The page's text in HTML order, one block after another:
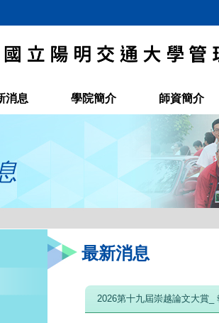
消息 學院簡介 師資簡介
最新消息
2026第十九屆崇越論文大賞_